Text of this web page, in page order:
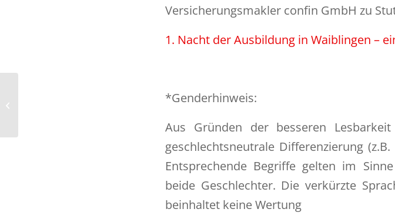
Versicherungsmakler confin GmbH zu
1. Nacht der Ausbildung in Waiblingen –
*Genderhinweis:
Aus Gründen der besseren
geschlechtsneutrale Differenzierung
Entsprechende Begriffe gelten im
beide Geschlechter. Die verkürzte
beinhaltet keine Wertung